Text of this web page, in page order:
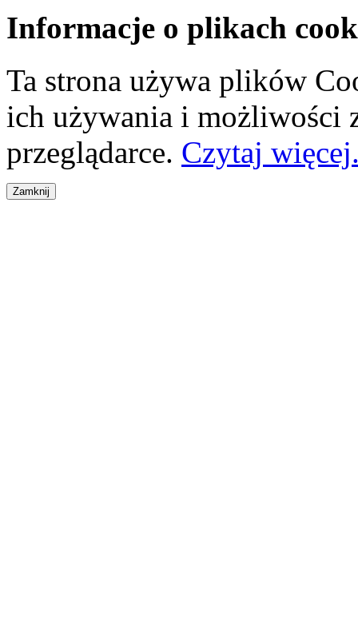
Informacje o plikach
Ta strona używa plików
ich używania i możliwości
przeglądarce. Czytaj